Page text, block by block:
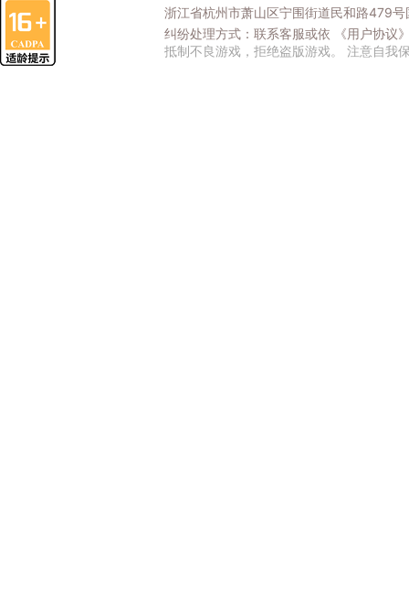
浙江省杭州市萧山区宁围街道民和路479
纠纷处理方式：联系客服或依
《用户协议
抵制不良游戏，拒绝盗版游戏。 注意自我